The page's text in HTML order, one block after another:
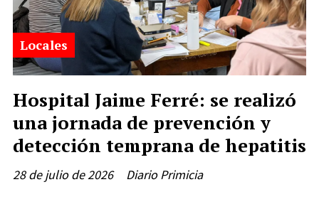
Hospital Jaime Ferré: se realizó
una jornada de prevención y
detección temprana de hepatitis
Diario Primicia
Locales
28 de julio de 2026